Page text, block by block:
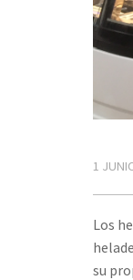
1
Los
su